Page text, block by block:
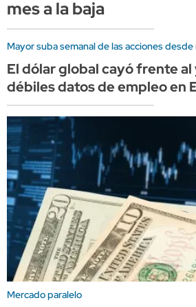
mes a la baja
Mayor suba semanal de las acciones desde
El dólar global cayó frente al
débiles datos de empleo en
Mercado paralelo